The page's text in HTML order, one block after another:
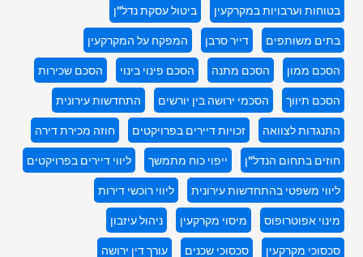
בטוחות וערבויות במקרקעין
ביטול עסקת נדל"ן
בתים משותפים
דייר סרבן
המפקח על המקרקעין
הסכם ממון
הסכם מתנה הסכם פינוי בינוי
הסכם שכירות
הסכם תיווך
הסכמי ירושה בין יורשים
התחדשות עירונית
התנגדות לצוואה
זכויות דיירים בפרויקטים
חוזה מכירת דירה
חוזים בתחום הנדל"ן
ייפוי כוח מתמשך
ליווי דיירים בפרויקטים
ליווי משפטי בהתחדשות עירונית
ליווי רוכשי דירות
מינוי אפוטרופוס
מיסוי מקרקעין
ניהול עיזבון
סכסוכי מקרקעין
סכסוכי שכנים עורך דין ירושה